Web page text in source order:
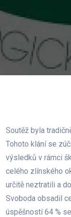
Soutěž byla
Tohoto klání se
výsledků v rámci
celého zlínského
určitě neztratili a
Svoboda obsadil
úspěšností 64 %